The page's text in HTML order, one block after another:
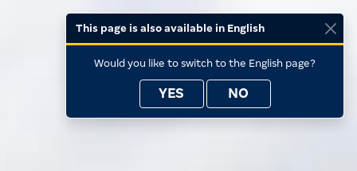
This page is also available in English
Would you like to switch to the English page?
YES NO